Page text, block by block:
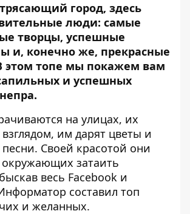
город, здесь
люди: самые
творцы, успешные
и, конечно же, прекрасные
этом топе мы покажем вам
и успешных
на улицах, их
им дарят цветы и
Своей красотой они
окружающих затаить
весь Facebook и
составил топ
и желанных.